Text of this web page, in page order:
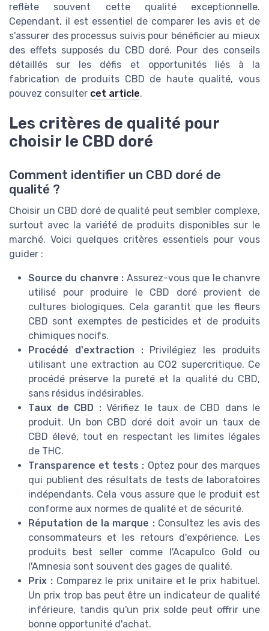
reflète souvent cette qualité exceptionnelle.
Cependant, il est essentiel de comparer les avis et de
s'assurer des processus suivis pour bénéficier au mieux
des effets supposés du CBD doré. Pour des conseils
détaillés sur les défis et opportunités liés à la
fabrication de produits CBD de haute qualité, vous
pouvez consulter cet article.
Les critères de qualité pour
choisir le CBD doré
Comment identifier un CBD doré de
qualité ?
Choisir un CBD doré de qualité peut sembler complexe,
surtout avec la variété de produits disponibles sur le
marché. Voici quelques critères essentiels pour vous
guider :
Source du chanvre : Assurez-vous que le chanvre
utilisé pour produire le CBD doré provient de
cultures biologiques. Cela garantit que les fleurs
CBD sont exemptes de pesticides et de produits
chimiques nocifs.
Procédé d'extraction :Privilégiez les produits
utilisant une extraction au CO2 supercritique. Ce
procédé préserve la pureté et la qualité du CBD,
sans résidus indésirables.
Taux de CBD :Vérifiez le taux de CBD dans le
produit. Un bon CBD doré doit avoir un taux de
CBD élevé, tout en respectant les limites légales
de THC.
Transparence et tests : Optez pour des marques
qui publient des résultats de tests de laboratoires
indépendants. Cela vous assure que le produit est
conforme aux normes de qualité et de sécurité.
Réputation de la marque :Consultez les avis des
consommateurs et les retours d'expérience. Les
produits best seller comme l'Acapulco Gold ou
l'Amnesia sont souvent des gages de qualité.
Prix :Comparez le prix unitaire et le prix habituel.
Un prix trop bas peut être un indicateur de qualité
inférieure, tandis qu'un prix solde peut offrir une
bonne opportunité d'achat.